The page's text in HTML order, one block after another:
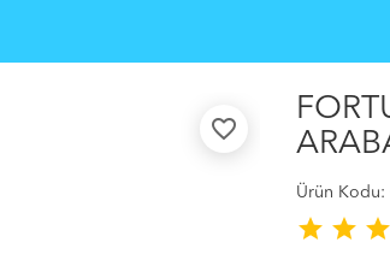
favorite_border
Ürün Kodu:
star star star